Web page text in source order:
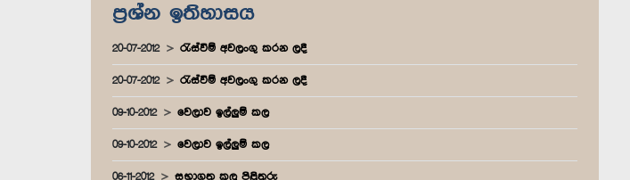
ප්‍රශ්න ඉතිහාසය
20-07-2012 රැස්වීම් අවලංගු කරන ලදී
20-07-2012 රැස්වීම් අවලංගු කරන ලදී
09-10-2012 වෙලාව ඉල්ලුම් කල
09-10-2012 වෙලාව ඉල්ලුම් කල
06-11-2012 සභාගත කල පිළිතුරු